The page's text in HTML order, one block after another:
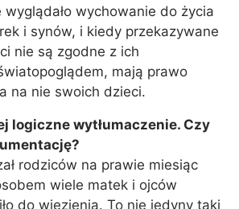
wychowanie do życia
i synów, i kiedy przekazywane
nie są zgodne z ich
mają prawo
na nie swoich dzieci.
logiczne wytłumaczenie. Czy
rodziców na prawie miesiąc
wiele matek i ojców
do więzienia. To nie jedyny taki